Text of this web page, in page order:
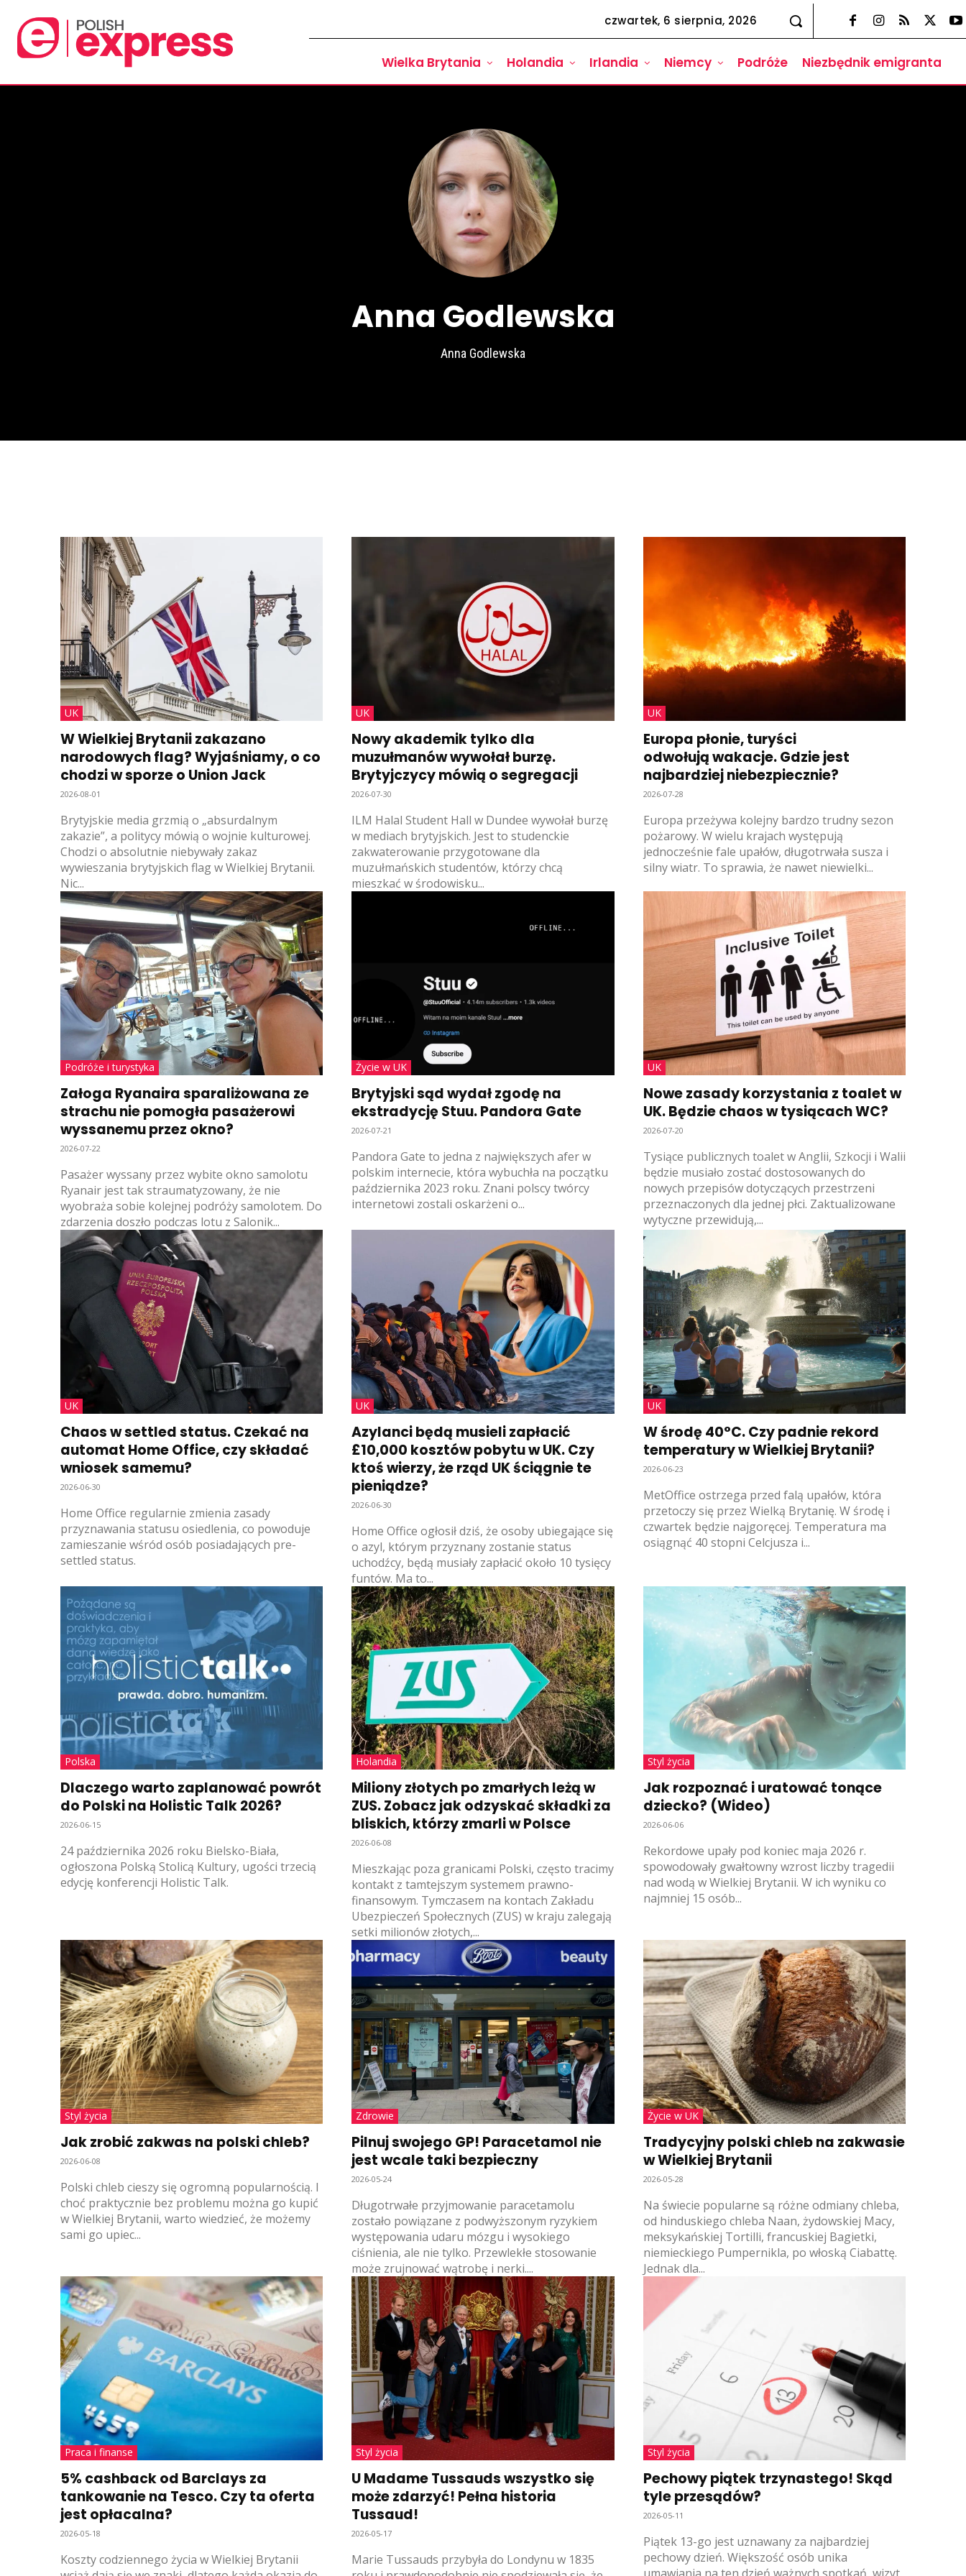
czwartek, 6 sierpnia, 2026
Wielka Brytania Holandia Irlandia Niemcy Podróże Niezbędnik emigranta
Anna Godlewska
Anna Godlewska
UK
W Wielkiej Brytanii zakazano
narodowych flag? Wyjaśniamy, o co
chodzi w sporze o Union Jack
2026-08-01
Brytyjskie media grzmią o „absurdalnym
zakazie”, a politycy mówią o wojnie kulturowej.
Chodzi o absolutnie niebywały zakaz
wywieszania brytyjskich flag w Wielkiej Brytanii.
Nic...
UK
Nowy akademik tylko dla
muzułmanów wywołał burzę.
Brytyjczycy mówią o segregacji
2026-07-30
ILM Halal Student Hall w Dundee wywołał burzę
w mediach brytyjskich. Jest to studenckie
zakwaterowanie przygotowane dla
muzułmańskich studentów, którzy chcą
mieszkać w środowisku...
UK
Europa płonie, turyści
odwołują wakacje. Gdzie jest
najbardziej niebezpiecznie?
2026-07-28
Europa przeżywa kolejny bardzo trudny sezon
pożarowy. W wielu krajach występują
jednocześnie fale upałów, długotrwała susza i
silny wiatr. To sprawia, że nawet niewielki...
Podróże i turystyka
Załoga Ryanaira sparaliżowana ze
strachu nie pomogła pasażerowi
wyssanemu przez okno?
2026-07-22
Pasażer wyssany przez wybite okno samolotu
Ryanair jest tak straumatyzowany, że nie
wyobraża sobie kolejnej podróży samolotem. Do
zdarzenia doszło podczas lotu z Salonik...
Życie w UK
Brytyjski sąd wydał zgodę na
ekstradycję Stuu. Pandora Gate
2026-07-21
Pandora Gate to jedna z największych afer w
polskim internecie, która wybuchła na początku
października 2023 roku. Znani polscy twórcy
internetowi zostali oskarżeni o...
UK
Nowe zasady korzystania z toalet w
UK. Będzie chaos w tysiącach WC?
2026-07-20
Tysiące publicznych toalet w Anglii, Szkocji i Walii
będzie musiało zostać dostosowanych do
nowych przepisów dotyczących przestrzeni
przeznaczonych dla jednej płci. Zaktualizowane
wytyczne przewidują,...
UK
Chaos w settled status. Czekać na
automat Home Office, czy składać
wniosek samemu?
2026-06-30
Home Office regularnie zmienia zasady
przyznawania statusu osiedlenia, co powoduje
zamieszanie wśród osób posiadających pre-
settled status.
UK
Azylanci będą musieli zapłacić
£10,000 kosztów pobytu w UK. Czy
ktoś wierzy, że rząd UK ściągnie te
pieniądze?
2026-06-30
Home Office ogłosił dziś, że osoby ubiegające się
o azyl, którym przyznany zostanie status
uchodźcy, będą musiały zapłacić około 10 tysięcy
funtów. Ma to...
UK
W środę 40°C. Czy padnie rekord
temperatury w Wielkiej Brytanii?
2026-06-23
MetOffice ostrzega przed falą upałów, która
przetoczy się przez Wielką Brytanię. W środę i
czwartek będzie najgoręcej. Temperatura ma
osiągnąć 40 stopni Celcjusza i...
Polska
Dlaczego warto zaplanować powrót
do Polski na Holistic Talk 2026?
2026-06-15
24 października 2026 roku Bielsko-Biała,
ogłoszona Polską Stolicą Kultury, ugości trzecią
edycję konferencji Holistic Talk.
Holandia
Miliony złotych po zmarłych leżą w
ZUS. Zobacz jak odzyskać składki za
bliskich, którzy zmarli w Polsce
2026-06-08
Mieszkając poza granicami Polski, często tracimy
kontakt z tamtejszym systemem prawno-
finansowym. Tymczasem na kontach Zakładu
Ubezpieczeń Społecznych (ZUS) w kraju zalegają
setki milionów złotych,...
Styl życia
Jak rozpoznać i uratować tonące
dziecko? (Wideo)
2026-06-06
Rekordowe upały pod koniec maja 2026 r.
spowodowały gwałtowny wzrost liczby tragedii
nad wodą w Wielkiej Brytanii. W ich wyniku co
najmniej 15 osób...
Styl życia
Jak zrobić zakwas na polski chleb?
2026-06-08
Polski chleb cieszy się ogromną popularnością. I
choć praktycznie bez problemu można go kupić
w Wielkiej Brytanii, warto wiedzieć, że możemy
sami go upiec...
Zdrowie
Pilnuj swojego GP! Paracetamol nie
jest wcale taki bezpieczny
2026-05-24
Długotrwałe przyjmowanie paracetamolu
zostało powiązane z podwyższonym ryzykiem
występowania udaru mózgu i wysokiego
ciśnienia, ale nie tylko. Przewlekłe stosowanie
może zrujnować wątrobę i nerki....
Życie w UK
Tradycyjny polski chleb na zakwasie
w Wielkiej Brytanii
2026-05-28
Na świecie popularne są różne odmiany chleba,
od hinduskiego chleba Naan, żydowskiej Macy,
meksykańskiej Tortilli, francuskiej Bagietki,
niemieckiego Pumpernikla, po włoską Ciabattę.
Jednak dla...
Praca i finanse
5% cashback od Barclays za
tankowanie na Tesco. Czy ta oferta
jest opłacalna?
2026-05-18
Koszty codziennego życia w Wielkiej Brytanii
Styl życia
U Madame Tussauds wszystko się
może zdarzyć! Pełna historia
Tussaud!
2026-05-17
Marie Tussauds przybyła do Londynu w 1835
Styl życia
Pechowy piątek trzynastego! Skąd
tyle przesądów?
2026-05-11
Piątek 13-go jest uznawany za najbardziej
pechowy dzień. Większość osób unika